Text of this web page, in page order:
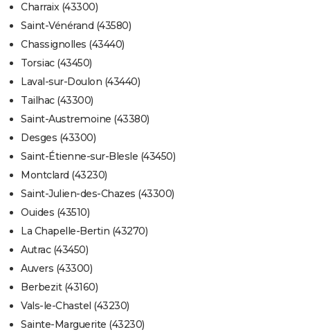
Charraix (43300)
Saint-Vénérand (43580)
Chassignolles (43440)
Torsiac (43450)
Laval-sur-Doulon (43440)
Tailhac (43300)
Saint-Austremoine (43380)
Desges (43300)
Saint-Étienne-sur-Blesle (43450)
Montclard (43230)
Saint-Julien-des-Chazes (43300)
Ouides (43510)
La Chapelle-Bertin (43270)
Autrac (43450)
Auvers (43300)
Berbezit (43160)
Vals-le-Chastel (43230)
Sainte-Marguerite (43230)